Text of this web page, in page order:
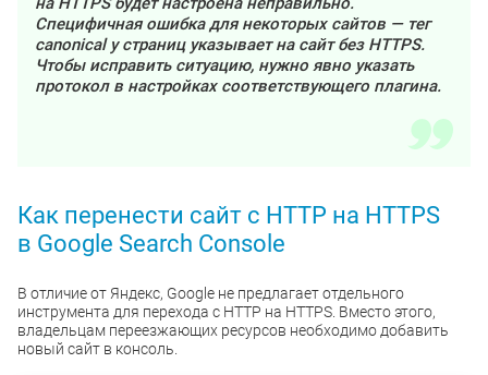
Специфичная ошибка для некоторых сайтов — тег
canonical у страниц указывает на сайт без HTTPS.
Чтобы исправить ситуацию, нужно явно указать
протокол в настройках соответствующего плагина.
Как перенести сайт с HTTP на HTTPS
в Google Search Console
В отличие от Яндекс, Google не предлагает отдельного
инструмента для перехода с HTTP на HTTPS. Вместо этого,
владельцам переезжающих ресурсов необходимо добавить
новый сайт в консоль.